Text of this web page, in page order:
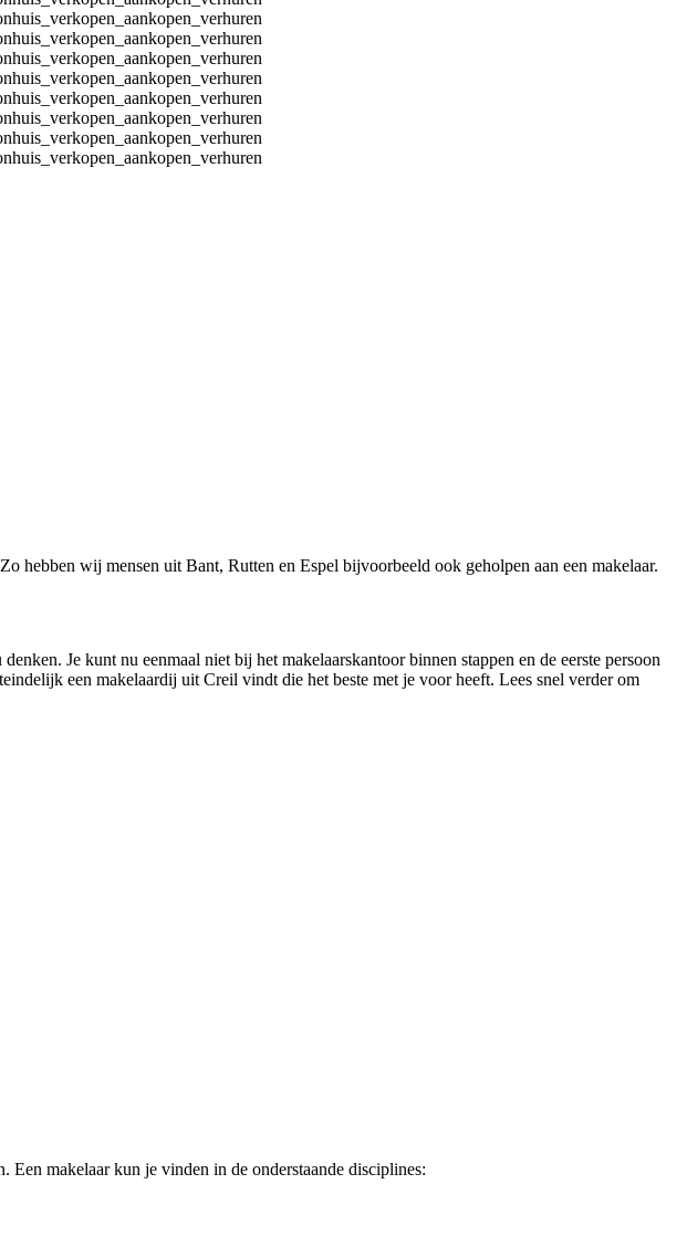
hebben wij mensen uit Bant, Rutten en Espel bijvoorbeeld ook geholpen aan een makelaar.
Je kunt nu eenmaal niet bij het makelaarskantoor binnen stappen en de eerste persoon
een makelaardij uit Creil vindt die het beste met je voor heeft. Lees snel verder om
makelaar kun je vinden in de onderstaande disciplines: